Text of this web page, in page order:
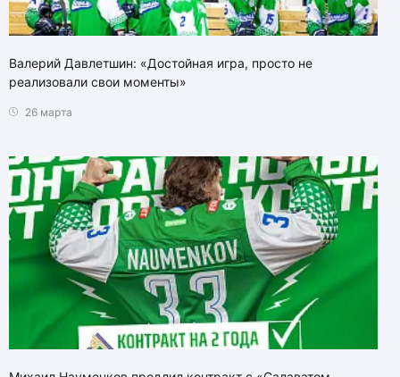
Валерий Давлетшин: «Достойная игра, просто не
реализовали свои моменты»
26 марта